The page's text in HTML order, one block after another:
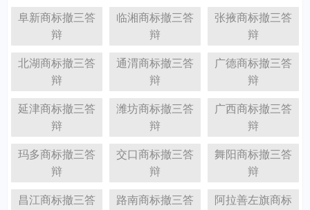
阜新商标撤三答
辩
临湘商标撤三答
辩
张掖商标撤三答
辩
北湖商标撤三答
辩
通渭商标撤三答
辩
广德商标撤三答
辩
延津商标撤三答
辩
潍坊商标撤三答
辩
广西商标撤三答
辩
玛多商标撤三答
辩
交口商标撤三答
辩
舞阳商标撤三答
辩
昌江商标撤三答
路南商标撤三答
阿拉善左旗商标